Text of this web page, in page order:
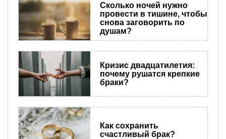
Сколько ночей нужно
провести в тишине, чтобы
снова заговорить по
душам?
Кризис двадцатилетия:
почему рушатся крепкие
браки?
Как сохранить
счастливый брак?